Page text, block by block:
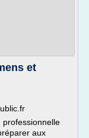
et
aux